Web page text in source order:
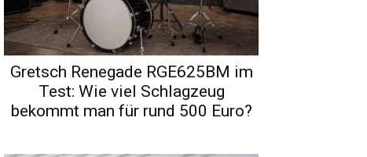
Gretsch Renegade RGE625BM im
Test: Wie viel Schlagzeug
bekommt man für rund 500 Euro?